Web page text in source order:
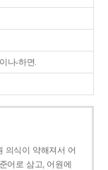
나-하면.
의식이 약해져서 어
어로 삼고, 어원에